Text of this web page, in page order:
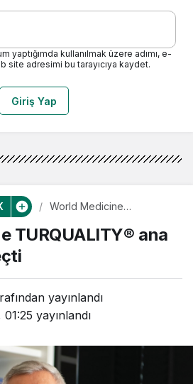
yaptığımda kullanılmak üzere adımı, e-
site adresimi bu tarayıcıya kaydet.
Giriş Yap
World Medicine
programına geçti
TURQUALITY® ana
yayınlandı
yayınlandı